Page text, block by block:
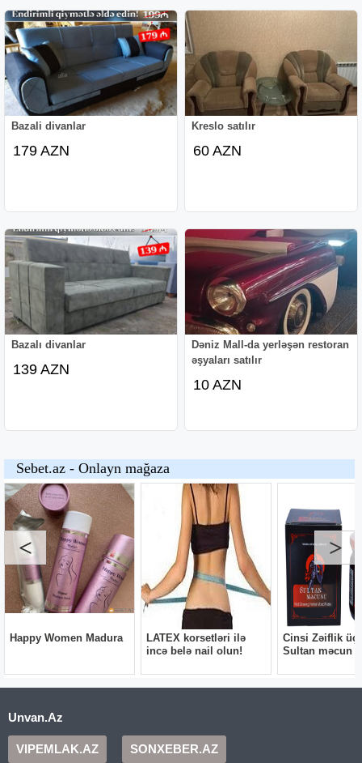
Bazali divanlar
179 AZN
Kreslo satılır
60 AZN
Bazalı divanlar
139 AZN
Dəniz Mall-da yerləşən restoran
əşyaları satılır
10 AZN
Unvan.Az
VIPEMLAK.AZ SONXEBER.AZ